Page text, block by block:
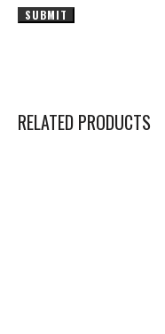
RELATED PRODUCTS